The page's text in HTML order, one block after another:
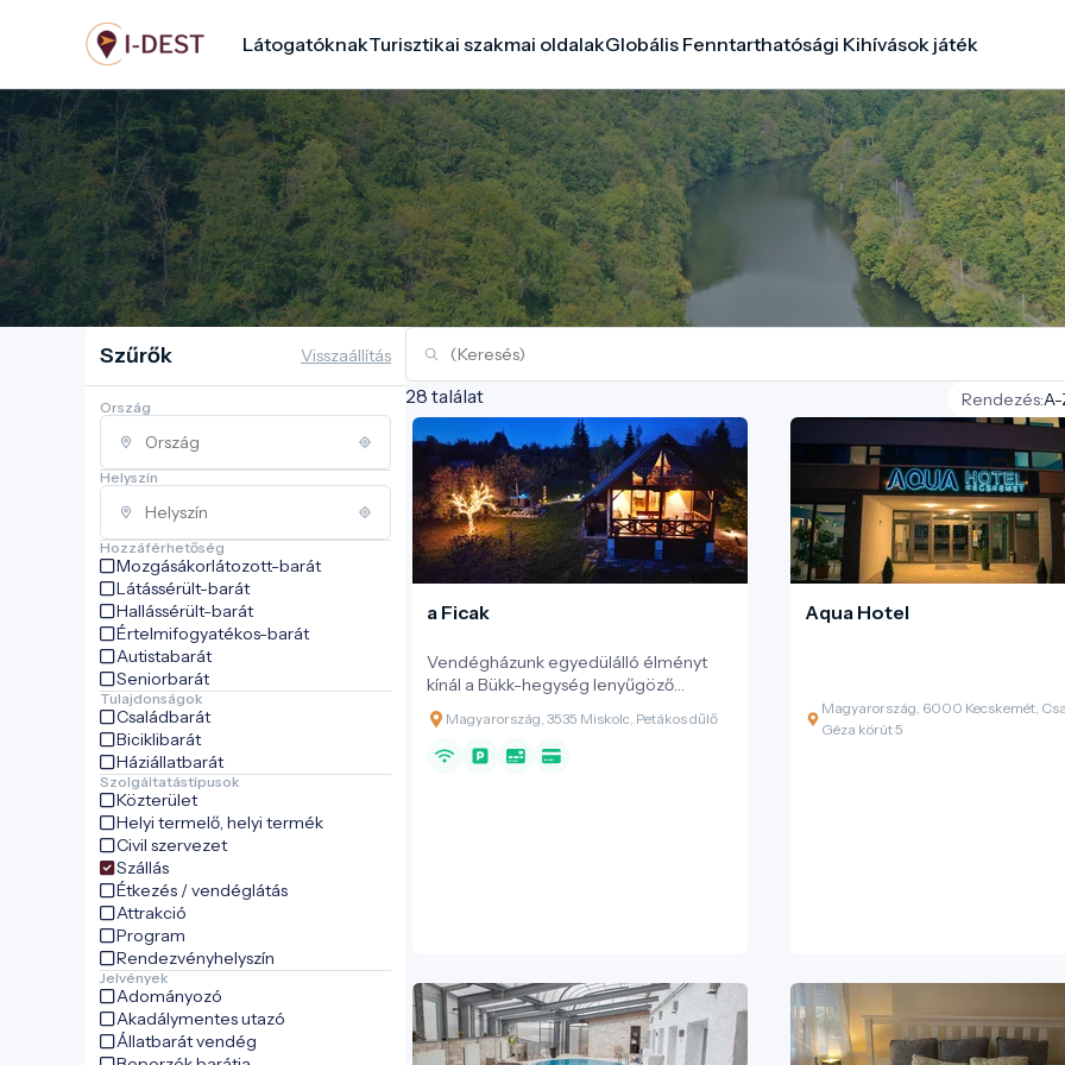
tartalomra
LátogatóknakTurisztikai szakmai oldalakGlobális Fenntarthatósági Kihívások játék
Szűrők Visszaállítás
Ország
Helyszín
Hozzáférhetőség
Mozgásákorlátozott-barát
Látássérült-barát
Hallássérült-barát
Értelmifogyatékos-barát
Autistabarát
Seniorbarát
Tulajdonságok
Családbarát
Biciklibarát
Háziállatbarát
Szolgáltatástípusok
Közterület
Helyi termelő, helyi termék
Civil szervezet
Szállás
Étkezés / vendéglátás
Attrakció
Program
Rendezvényhelyszín
Jelvények
Adományozó
Akadálymentes utazó
Állatbarát vendég
28 találat Rendezés:
a Ficak
Vendégházunk egyedülálló élményt
kínál a Bükk-hegység lenyűgöző
panorámájával, vintage stílusú belső
terekkel és családias hangulattal. Ideális
választás pároknak, kisebb családoknak,
Magyarország, 3535 Miskolc, Petákos dűlő
Aqua Hotel
Magyarország, 6000 Kecskemét,
Géza körút 5